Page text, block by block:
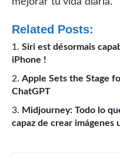
Related Posts:
Siri est désormais
iPhone !
Apple Sets the Stage
ChatGPT
Midjourney: Todo lo
capaz de crear imágenes